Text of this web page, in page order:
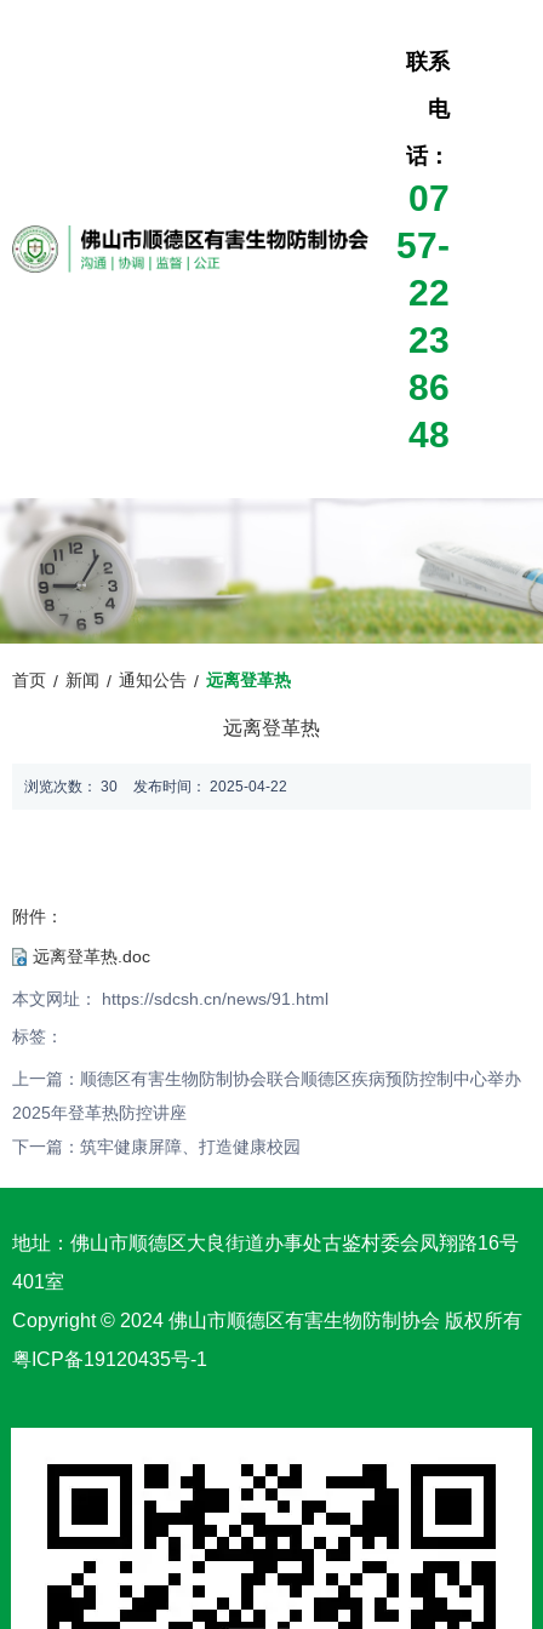
联系
电
话：
07
57-
22
23
86
48
首页 / 新闻 / 通知公告 / 远离登革热
远离登革热
浏览次数： 30 发布时间： 2025-04-22
附件：
远离登革热.doc
本文网址： https://sdcsh.cn/news/91.html
标签：
上一篇： 顺德区有害生物防制协会联合顺德区疾病预防控制中心举办
2025年登革热防控讲座
下一篇： 筑牢健康屏障、打造健康校园
地址：佛山市顺德区大良街道办事处古鉴村委会凤翔路16号
401室
Copyright © 2024 佛山市顺德区有害生物防制协会 版权所有
粤ICP备19120435号-1